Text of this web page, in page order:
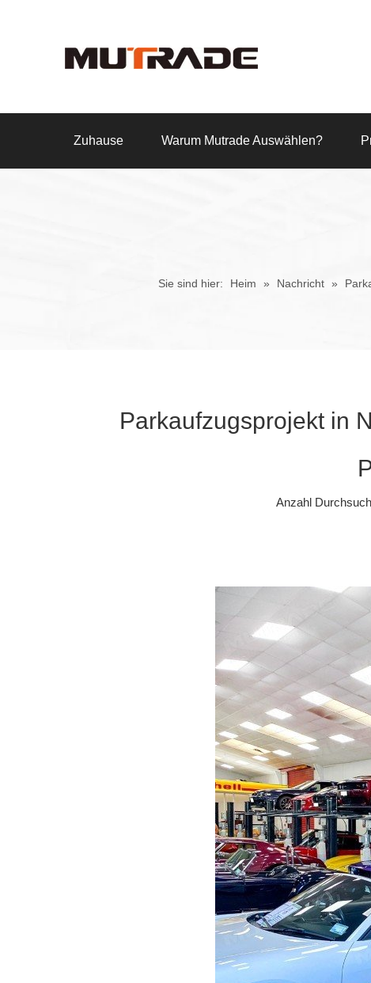
Zuhause Warum Mutrade Auswählen?
Sie sind hier: Heim » Nachricht »
Parkaufzugsprojekt in
Anzahl